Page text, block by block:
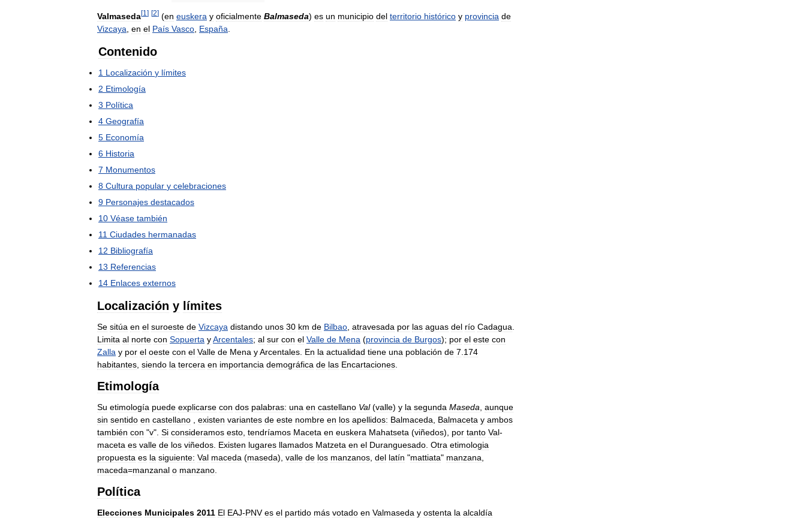
Valmaseda[1 ] [2] (en euskera y oficialmente Balmaseda) es un municipio del territorio histórico y provincia de
Vizcaya en el País Vasco España
Contenido
1 Localización y límites
2 Etimología
3 Política
4 Geografía
5 Economía
6 Historia
7 Monumentos
8 Cultura popular y celebraciones
9 Personajes destacados
10 Véase también
11 Ciudades hermanadas
12 Bibliografía
13 Referencias
14 Enlaces externos
Localización y límites
Se sitúa en el suroeste de Vizcaya distando unos 30 km de Bilbao atravesada por las aguas del río Cadagua
Limita al norte con Sopuerta yArcentales; al sur con el Valle de Mena (provincia de Burgos); por el este con
Zalla y por el oeste con el Valle de Mena yArcentales En la actualidad tiene una población de 7 174
habitantes siendo la tercera en importancia demográfica de las Encartaciones
Etimología
Su etimología puede explicarse con dos palabras: una en castellano Val(valle) y la segunda Maseda aunque
sin sentido en castellano existen variantes de este nombre en los apellidos: Balmaceda Balmaceta y ambos
también con "v". Si consideramos esto tendríamos Maceta en euskera Mahatseta (viñedos), por tanto Val-
maceta es valle de los viñedos Existen lugares llamados Matzeta en el Duranguesado Otra etimologia
propuesta es la siguiente: Val maceda (maseda), valle de los manzanos del latín "mattiata" manzana
maceda=manzanal o manzano
Política
Elecciones Municipales 2011 El EAJ-PNV es el partido más votado en Valmaseda y ostenta la alcaldía